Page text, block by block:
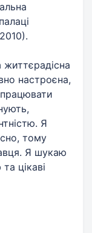
настроєна,
Я
тому
Я шукаю
цікаві